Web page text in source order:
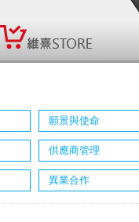
願景與使命
供應商管理
異業合作